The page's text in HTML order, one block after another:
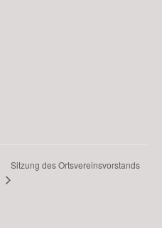
Sitzung des Ortsvereinsvorstands